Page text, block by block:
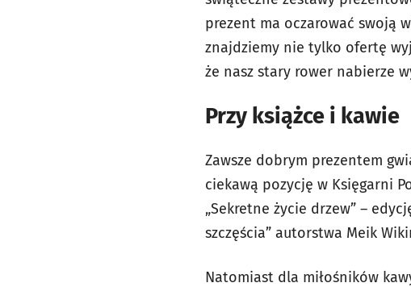
prezent ma oczarować swoją
znajdziemy nie tylko ofertę
że nasz stary rower nabierze
Przy książce i kawie
Zawsze dobrym prezentem
ciekawą pozycję w Księgarni
„Sekretne życie drzew” –
szczęścia” autorstwa Meik
Natomiast dla miłośników